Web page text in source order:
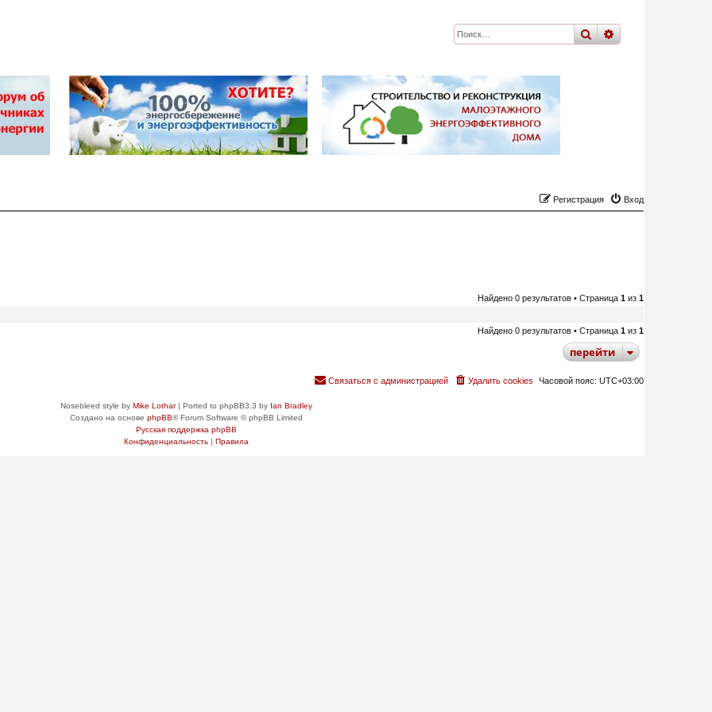
поискрасширенный
Вход
Регистрация
Найдено 0 результатов • Страница 1 из 1
Найдено 0 результатов • Страница 1 из 1
перейти
Часовой пояс: UTC+03:00
Удалить cookies
Связаться с администрацией
Nosebleed style by Mike Lothar| Ported to phpBB3.3 by Ian Bradley
Создано на основе phpBB® Forum Software © phpBB Limited
Русская поддержка phpBB
Конфиденциальность| Правила